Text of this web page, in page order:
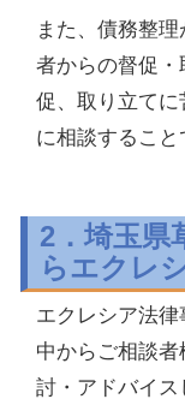
また、債務整
者からの督促
促、取り立て
に相談すること
2．埼玉県
らエクレ
エクレシア法
中からご相談
討・アドバイ